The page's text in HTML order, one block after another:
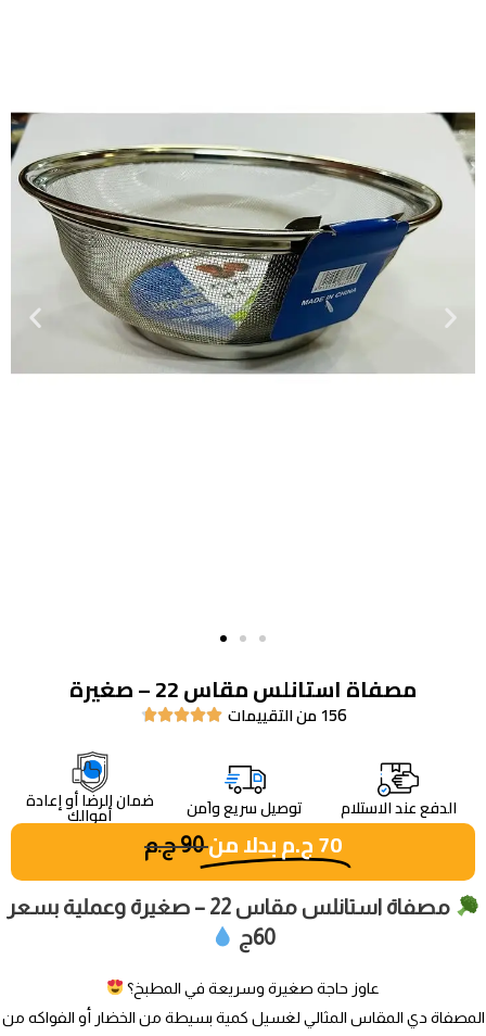
مصفاة استانلس مقاس 22 – صغيرة
156 من التقييمات 




الدفع عند الاستلام توصيل سريع واَمن ضمان الرضا أو إعادة
أموالك
70ج.مبدلا من 90ج.م
مصفاة استانلس مقاس 22 – صغيرة وعملية بسعر
60ج
عاوز حاجة صغيرة وسريعة في المطبخ؟
المصفاة دي المقاس المثالي لغسيل كمية بسيطة من الخضار أو الفواكه من